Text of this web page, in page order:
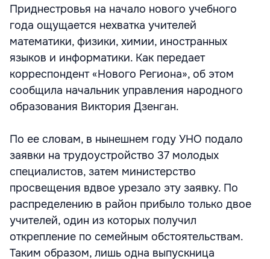
Приднестровья на начало нового учебного
года ощущается нехватка учителей
математики, физики, химии, иностранных
языков и информатики. Как передает
корреспондент «Нового Региона», об этом
сообщила начальник управления народного
образования Виктория Дзенган.
По ее словам, в нынешнем году УНО подало
заявки на трудоустройство 37 молодых
специалистов, затем министерство
просвещения вдвое урезало эту заявку. По
распределению в район прибыло только двое
учителей, один из которых получил
открепление по семейным обстоятельствам.
Таким образом, лишь одна выпускница